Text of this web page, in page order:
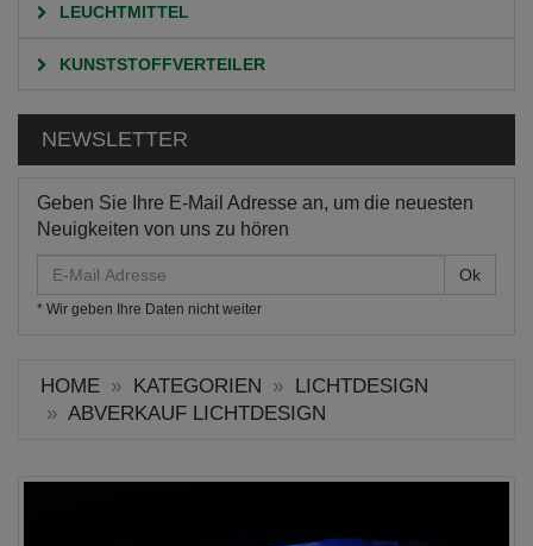
LEUCHTMITTEL
KUNSTSTOFFVERTEILER
NEWSLETTER
Geben Sie Ihre E-Mail Adresse an, um die neuesten
Neuigkeiten von uns zu hören
Mail
Adresse
* Wir geben Ihre Daten nicht weiter
HOME KATEGORIEN
LICHTDESIGN
ABVERKAUF LICHTDESIGN